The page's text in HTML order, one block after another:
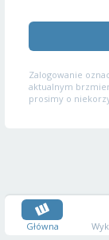
Zalogowanie
aktualnym
prosimy o
Główna